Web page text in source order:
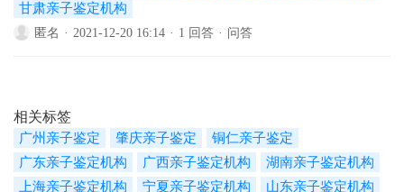
甘肃亲子鉴定机构
匿名 · 2021-12-20 16:14 · 1 回答 · 问答
相关标签
广州亲子鉴定 肇庆亲子鉴定
铜仁亲子鉴定
广东亲子鉴定机构
广西亲子鉴定机构
湖南亲子鉴定机构
上海亲子鉴定机构
宁夏亲子鉴定机构 山东亲子鉴定机构